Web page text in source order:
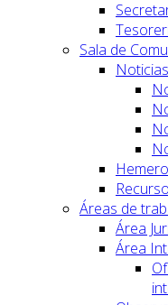
Sala de
Noticias
Áreas de
Área
Área